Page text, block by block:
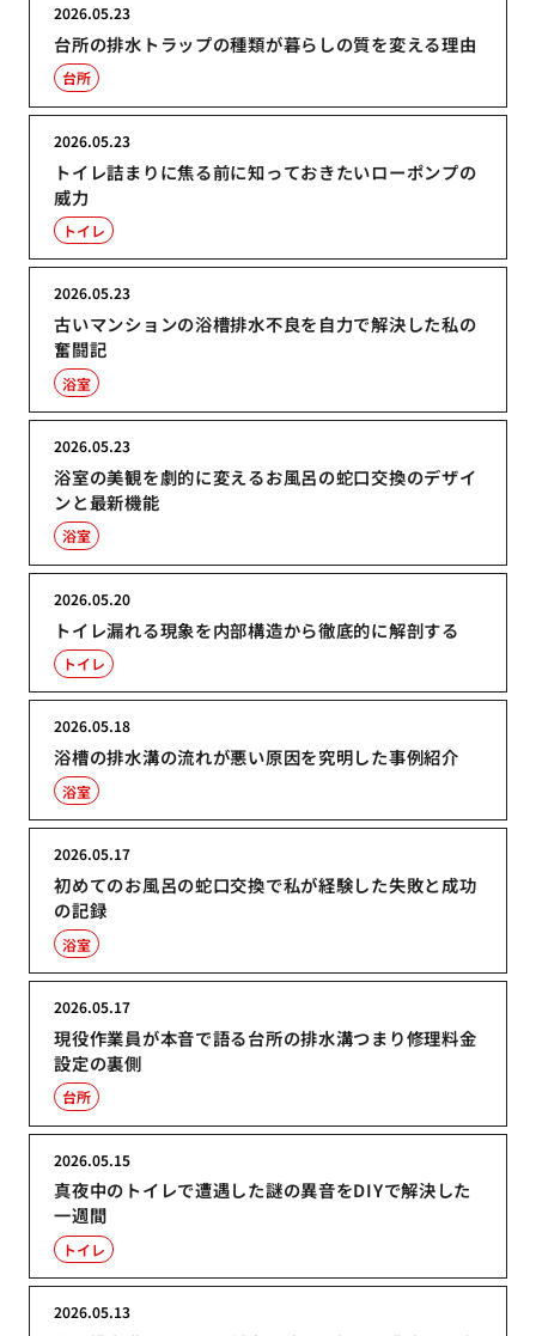
台所の排水トラップの種類が暮らしの質を変える理由
2026.05.23
台所
トイレ詰まりに焦る前に知っておきたいローポンプの
威力
2026.05.23
トイレ
古いマンションの浴槽排水不良を自力で解決した私の
奮闘記
2026.05.23
浴室
浴室の美観を劇的に変えるお風呂の蛇口交換のデザイ
ンと最新機能
2026.05.23
浴室
トイレ漏れる現象を内部構造から徹底的に解剖する
2026.05.20
トイレ
浴槽の排水溝の流れが悪い原因を究明した事例紹介
2026.05.18
浴室
初めてのお風呂の蛇口交換で私が経験した失敗と成功
の記録
2026.05.17
浴室
現役作業員が本音で語る台所の排水溝つまり修理料金
設定の裏側
2026.05.17
台所
真夜中のトイレで遭遇した謎の異音をDIYで解決した
一週間
2026.05.15
トイレ
2026.05.13